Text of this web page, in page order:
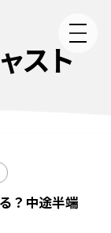
スト
？中途半端